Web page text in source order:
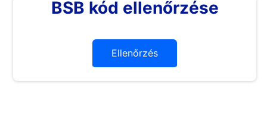
BSB kód ellenőrzése
Ellenőrzés